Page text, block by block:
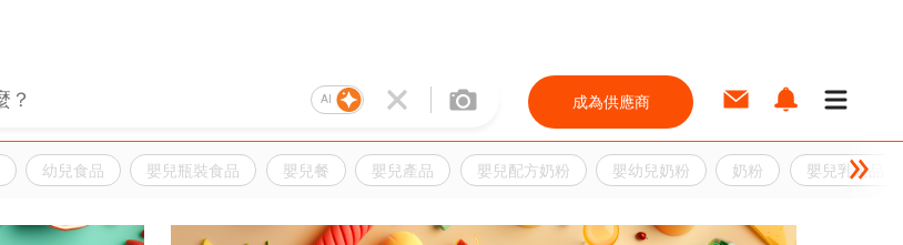
AI 成為供應商
幼兒食品 嬰兒瓶裝食品 嬰兒餐 嬰兒產品 嬰兒配方奶粉 嬰幼兒奶粉 奶粉 嬰兒乳製品